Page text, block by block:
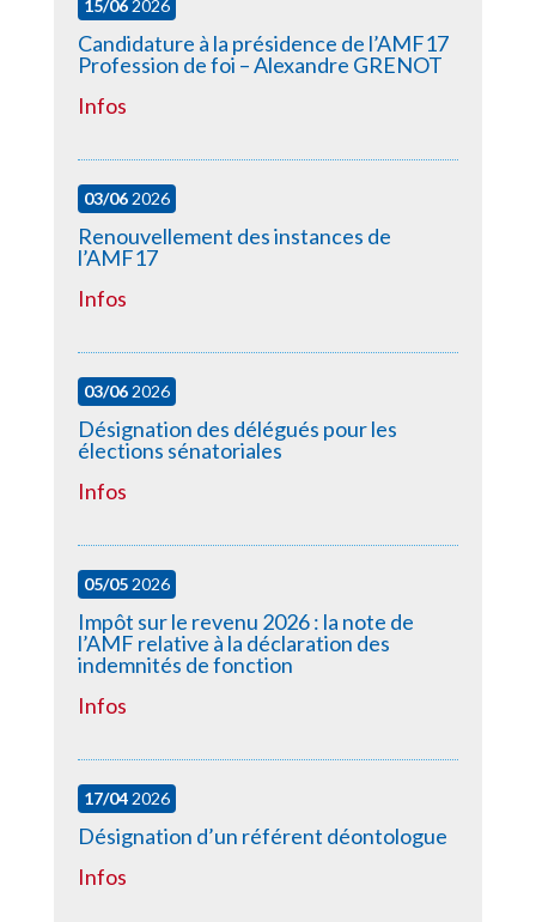
15/062026
Candidature à la présidence de l’AMF17
Profession de foi – Alexandre GRENOT
Infos
03/062026
Renouvellement des instances de
l’AMF17
Infos
03/062026
Désignation des délégués pour les
élections sénatoriales
Infos
05/052026
Impôt sur le revenu 2026 : la note de
l’AMF relative à la déclaration des
indemnités de fonction
Infos
17/042026
Désignation d’un référent déontologue
Infos